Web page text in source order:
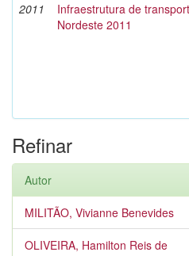
2011
Infraestrutura de
Nordeste 2011
Refinar
Autor
MILITÃO, Vivianne Benevides
OLIVEIRA, Hamilton Reis de